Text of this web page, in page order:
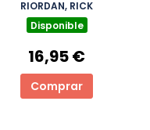
JACKSON I ELS DÉUS
DE L'OLIMP 2)
RIORDAN, RICK
Disponible
16,95 €
Comprar